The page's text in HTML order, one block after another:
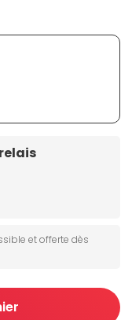
et offerte dès